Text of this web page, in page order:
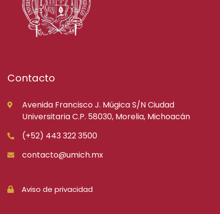
Contacto
Avenida Francisco J. Múgica S/N Ciudad
Universitaria C.P. 58030, Morelia, Michoacán
(+52) 443 322 3500
contacto@umich.mx
Aviso de privacidad